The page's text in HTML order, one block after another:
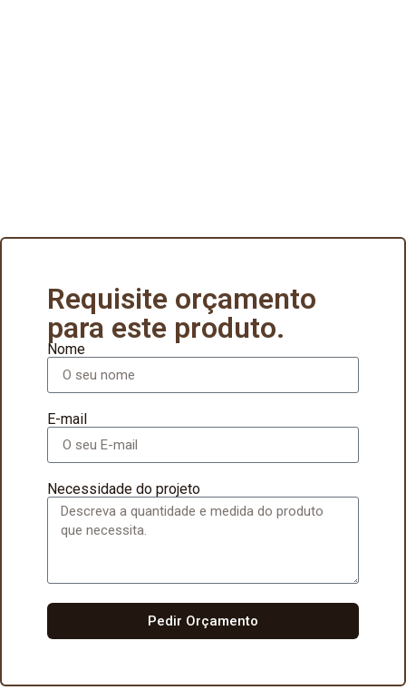
Requisite orçamento
para este produto.
Nome
E-mail
Necessidade do projeto
Pedir Orçamento